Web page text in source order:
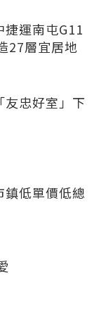
運南屯G11
27層宜居地
友忠好室」下
鎮低單價低總